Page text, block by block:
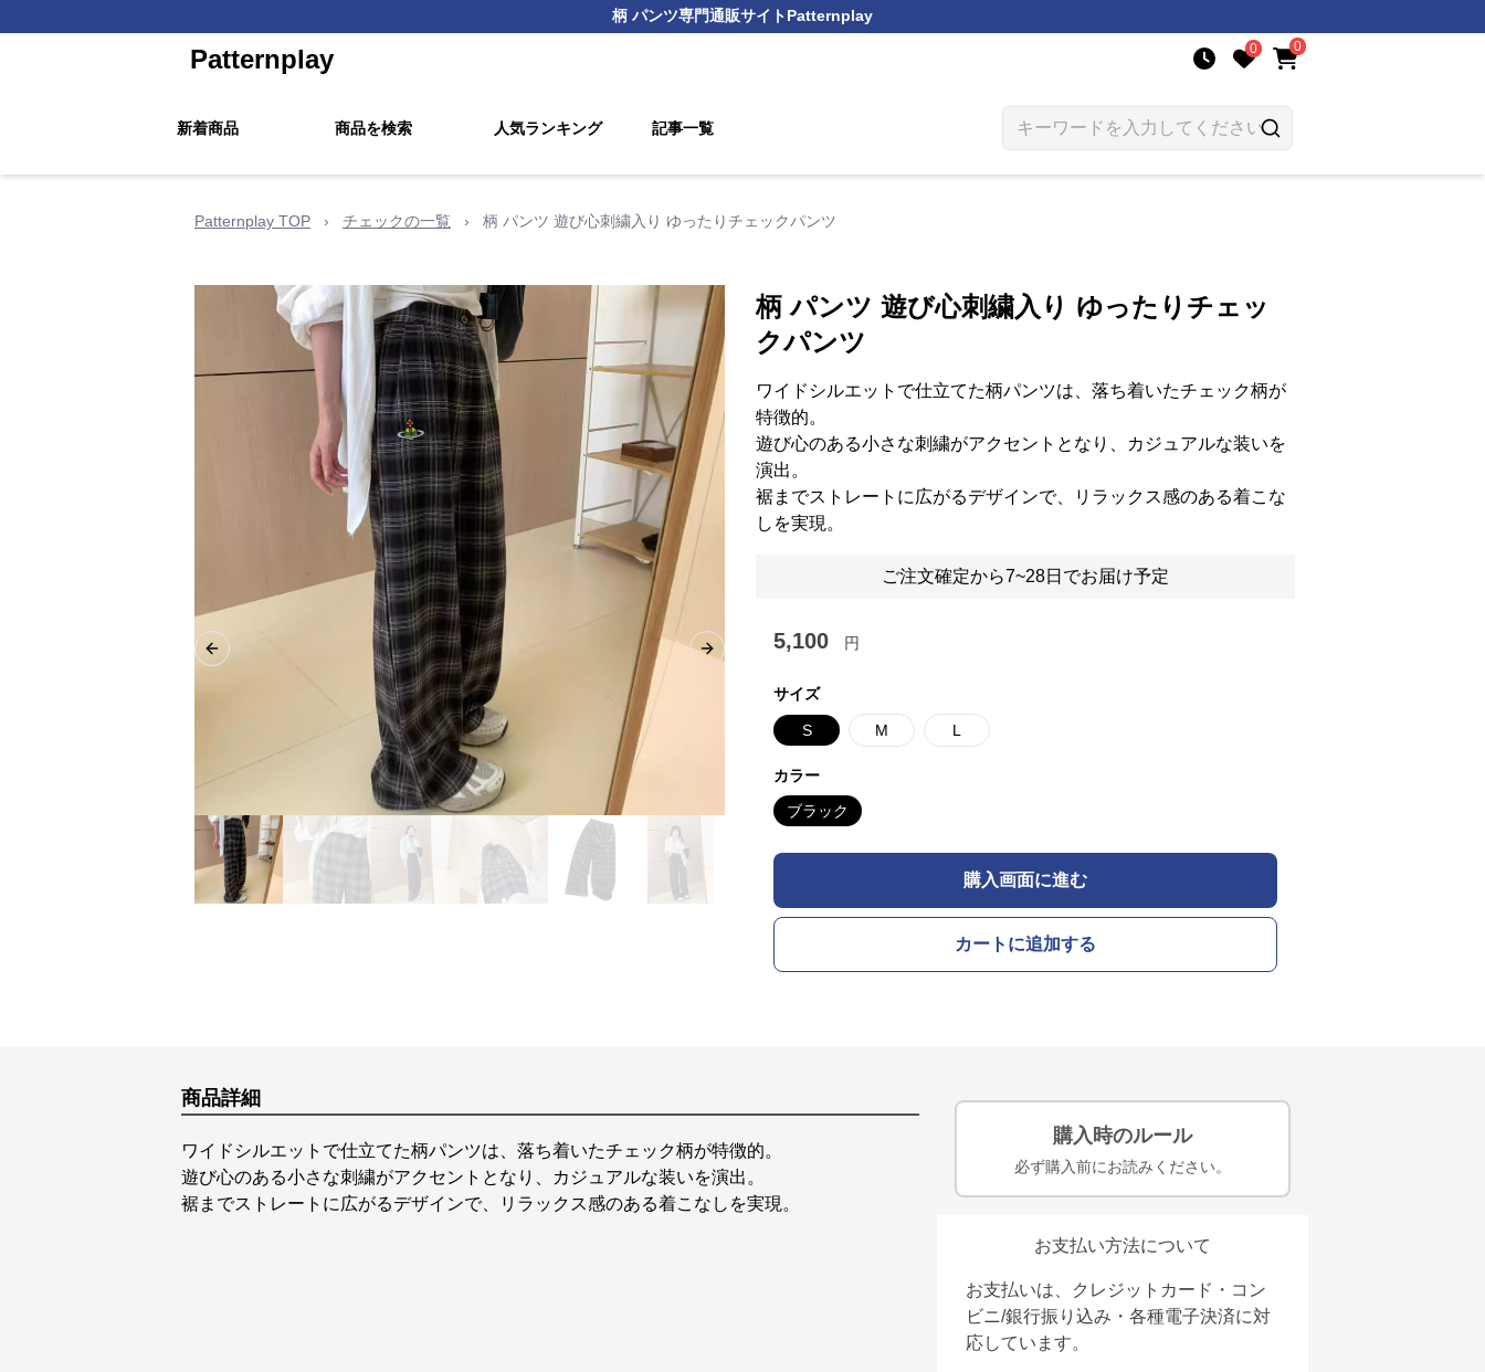
柄 パンツ専門通販サイトPatternplay
Patternplay 0 0
新着商品 商品を検索 人気ランキング 記事一覧
Patternplay TOP › チェックの一覧 › 柄 パンツ 遊び心刺繍入り ゆったりチェックパンツ
Previous slide Next slide
柄 パンツ 遊び心刺繍入り ゆったりチェッ
クパンツ
ワイドシルエットで仕立てた柄パンツは、落ち着いたチェック柄が
特徴的。
遊び心のある小さな刺繍がアクセントとなり、カジュアルな装いを
演出。
裾までストレートに広がるデザインで、リラックス感のある着こな
しを実現。
ご注文確定から7~28日でお届け予定
5,100 円
サイズ
S M L
カラー
ブラック
購入画面に進む
カートに追加する
商品詳細
ワイドシルエットで仕立てた柄パンツは、落ち着いたチェック柄が特徴的。
遊び心のある小さな刺繍がアクセントとなり、カジュアルな装いを演出。
裾までストレートに広がるデザインで、リラックス感のある着こなしを実現。
購入時のルール
必ず購入前にお読みください。
お支払い方法について
お支払いは、クレジットカード・コン
ビニ/銀行振り込み・各種電子決済に対
応しています。